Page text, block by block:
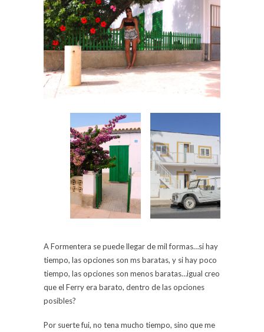
A Formentera se puede llegar de mil formas…si hay
tiempo, las opciones son ms baratas, y si hay poco
tiempo, las opciones son menos baratas…igual creo
que el Ferry era barato, dentro de las opciones
posibles?
Por suerte fui, no tena mucho tiempo, sino que me